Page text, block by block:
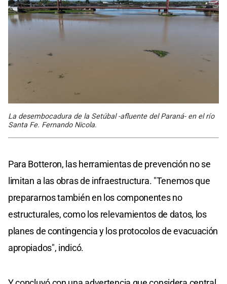
La desembocadura de la Setúbal -afluente del Paraná- en el río
Santa Fe. Fernando Nicola.
Para Botteron, las herramientas de prevención no se
limitan a las obras de infraestructura. "Tenemos que
prepararnos también en los componentes no
estructurales, como los relevamientos de datos, los
planes de contingencia y los protocolos de evacuación
apropiados", indicó.